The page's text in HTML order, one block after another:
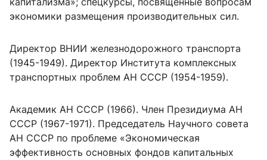
экономики размещения производительных сил.
Директор ВНИИ железнодорожного транспорта
(1945-1949). Директор Института комплексных
транспортных проблем АН СССР (1954-1959).
Академик АН СССР (1966). Член Президиума АН
СССР (1967-1971). Председатель Научного совета
АН СССР по проблеме «Экономическая
эффективность основных фондов капитальных